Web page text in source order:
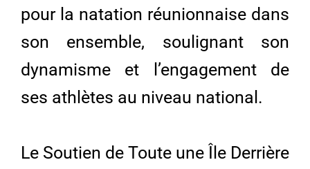
pour la natation réunionnaise dans
son ensemble, soulignant son
dynamisme et l’engagement de
ses athlètes au niveau national.
Le Soutien de Toute une Île Derrière